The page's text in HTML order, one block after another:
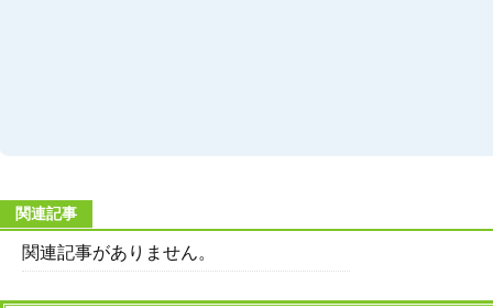
関連記事
関連記事がありません。